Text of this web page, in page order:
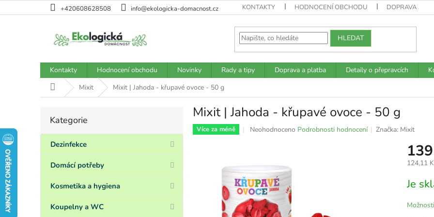
na
+420608628508 info@ekologicka-domacnost.cz KONTAKTY HODNOCENÍ OBCHODU DOPRAVA A
HLEDAT
Kontakty Hodnocení obchodu Novinky Rady a tipy Doprava a platba Detaily o přepravcích
Domů Mixit Mixit | Jahoda - křupavé ovoce - 50 g
s
r
n
í
Přeskočit
Kategorie
Dezinfekce
Domácí potřeby
Kosmetika a hygiena
Koupelny a WC
Mixit | Jahoda - křupavé ovoce - 50 g
Více za méně
Průměrné
z
5
hvězdiček.
Neohodnoceno Podrobnosti hodnocení Značka: Mixit
124,11
cena:
Je